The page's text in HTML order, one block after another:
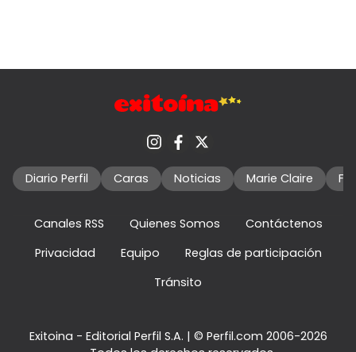
Diario Perfil Caras Noticias Marie Claire
Canales RSS Quienes Somos
Contáctenos
Privacidad
Equipo
Reglas de participación
Tránsito
Exitoina - Editorial Perfil S.A. | © Perfil.com 2006-2026